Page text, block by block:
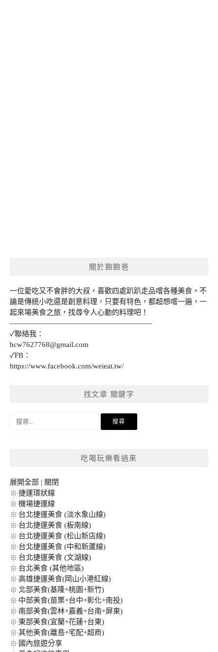
關於飽飽爸
一位愛吃又不會胖的大叔，喜歡四處趴趴走品嚐各種美食。不
論是傳統小吃還是創意料理，只要有特色，都超想嚐一遍，一
起來場美食之旅，找尋令人心動的料理吧！
———————————————————–
✓聯絡我：
hcw7627768@gmail.com
✓FB：
https://www.facebook.com/weieat.tw/
找文章 關鍵字
搜
吃喝玩樂看過來
展開全部 | 關閉
捷運環狀線
機場捷運線
台北捷運美食 (淡水象山線)
台北捷運美食 (板南線)
台北捷運美食 (松山新店線)
台北捷運美食 (中和新蘆線)
台北捷運美食 (文湖線)
台北美食 (其他地區)
高雄捷運美食(岡山小港紅線)
北部美食(基隆+桃園+新竹)
中部美食(苗栗+台中+彰化+南投)
南部美食(雲林+嘉義+台南+屏東)
東部美食(宜蘭+花蓮+台東)
其他美食(離島+宅配+超商)
國內旅遊分享